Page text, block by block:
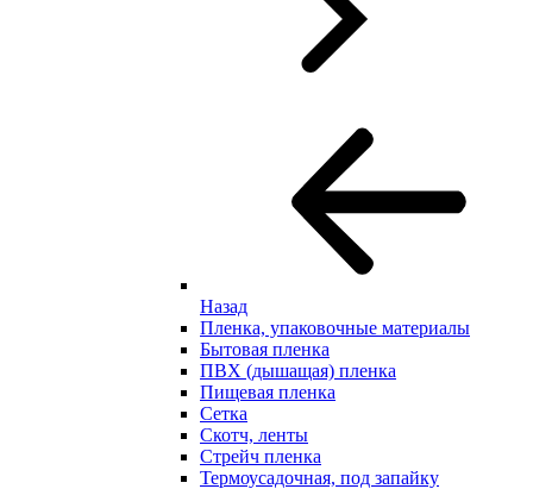
Назад
Пленка, упаковочные материалы
Бытовая пленка
ПВХ (дышащая) пленка
Пищевая пленка
Сетка
Скотч, ленты
Стрейч пленка
Термоусадочная, под запайку